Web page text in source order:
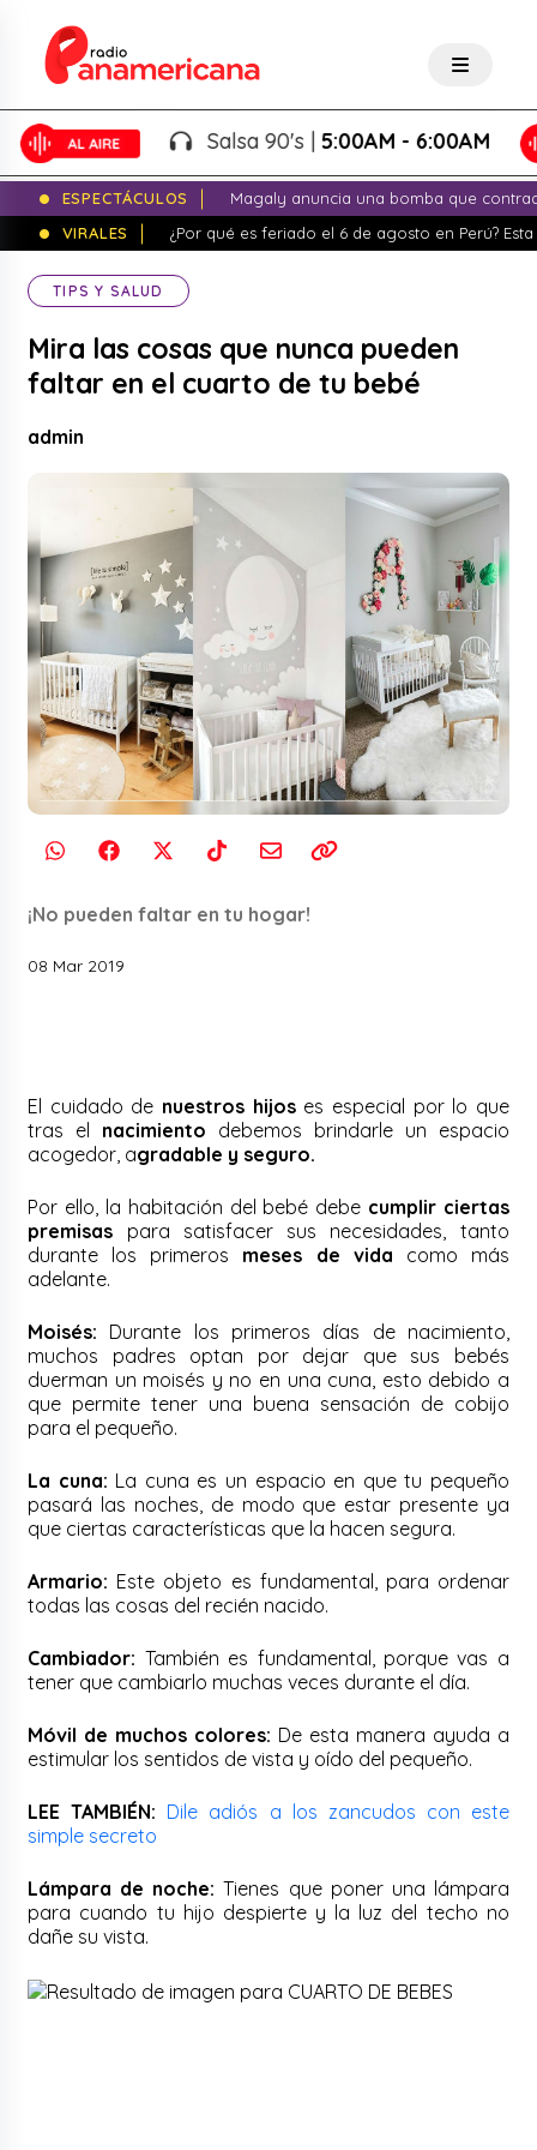
Salsa 90's |5:00AM - 6:00AM
ESPECTÁCULOS
Magaly anuncia una bomba que
VIRALES
¿Por qué es feriado el 6 de agosto en Perú?
TIPS Y SALUD
Mira las cosas que nunca pueden
faltar en el cuarto de tu bebé
admin
¡No pueden faltar en tu hogar!
08 Mar 2019
El cuidado de nuestros hijoses especial por lo que
tras el nacimiento debemos brindarle un espacio
acogedor, agradable y seguro.
Por ello, la habitación del bebé debe cumplir ciertas
premisas para satisfacer sus necesidades, tanto
durante los primeros meses de vida como más
adelante.
Moisés: Durante los primeros días de nacimiento,
muchos padres optan por dejar que sus bebés
duerman un moisés y no en una cuna, esto debido a
que permite tener una buena sensación de cobijo
para el pequeño.
La cuna: La cuna es un espacio en que tu pequeño
pasará las noches, de modo que estar presente ya
que ciertas características que la hacen segura.
Armario: Este objeto es fundamental, para ordenar
todas las cosas del recién nacido.
Cambiador: También es fundamental, porque vas a
tener que cambiarlo muchas veces durante el día.
Móvil de muchos colores: De esta manera ayuda a
estimular los sentidos de vista y oído del pequeño.
LEE TAMBIÉN: Dile adiós a los zancudos con este
simple secreto
Lámpara de noche: Tienes que poner una lámpara
para cuando tu hijo despierte y la luz del techo no
dañe su vista.